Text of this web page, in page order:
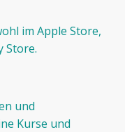
im Apple Store,
Store.
und
Kurse und